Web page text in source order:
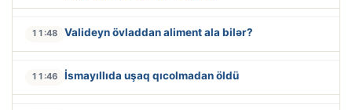
11:48 Valideyn övladdan aliment ala bilər?
11:46 İsmayıllıda uşaq qıcolmadan öldü